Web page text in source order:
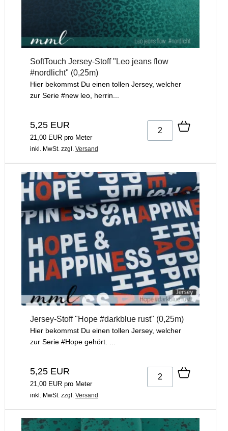
SoftTouch Jersey-Stoff "Leo jeans flow
#nordlicht" (0,25m)
Hier bekommst Du einen tollen Jersey, welcher
zur Serie #new leo, herrin...
5,25 EUR
21,00 EUR pro Meter
inkl. MwSt. zzgl. Versand
Jersey-Stoff "Hope #darkblue rust" (0,25m)
Hier bekommst Du einen tollen Jersey, welcher
zur Serie #Hope gehört. ...
5,25 EUR
21,00 EUR pro Meter
inkl. MwSt. zzgl. Versand